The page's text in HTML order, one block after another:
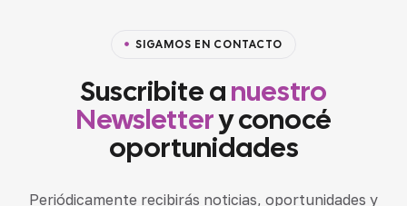
SIGAMOS EN CONTACTO
Suscribite anuestro
Newslettery conocé
oportunidades
Periódicamente recibirás noticias, oportunidades y